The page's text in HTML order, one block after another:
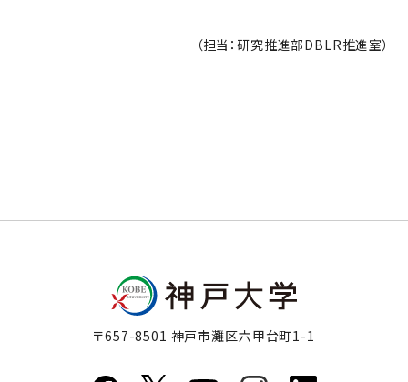
（担当：研究推進部DBLR推進室）
〒657-8501 神戸市灘区六甲台町1-1